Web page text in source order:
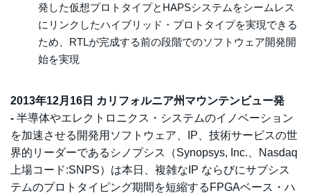
発した仮想プロトタイプとHAPSシステムをシームレス
にリンクしたハイブリッド・プロトタイプを実現できる
ため、RTLが完成する前の段階でのソフトウェア開発開
始を実現
2013年12月16日 カリフォルニア州マウンテンビュー発
- 半導体やエレクトロニクス・システムのイノベーション
を加速させる開発用ソフトウェア、IP、技術サービスの世
界的リーダーであるシノプシス（Synopsys, Inc.、Nasdaq
上場コード:SNPS）は本日、複雑なIP ならびにサブシス
テムのプロトタイピング期間を短縮するFPGAベース・ハ